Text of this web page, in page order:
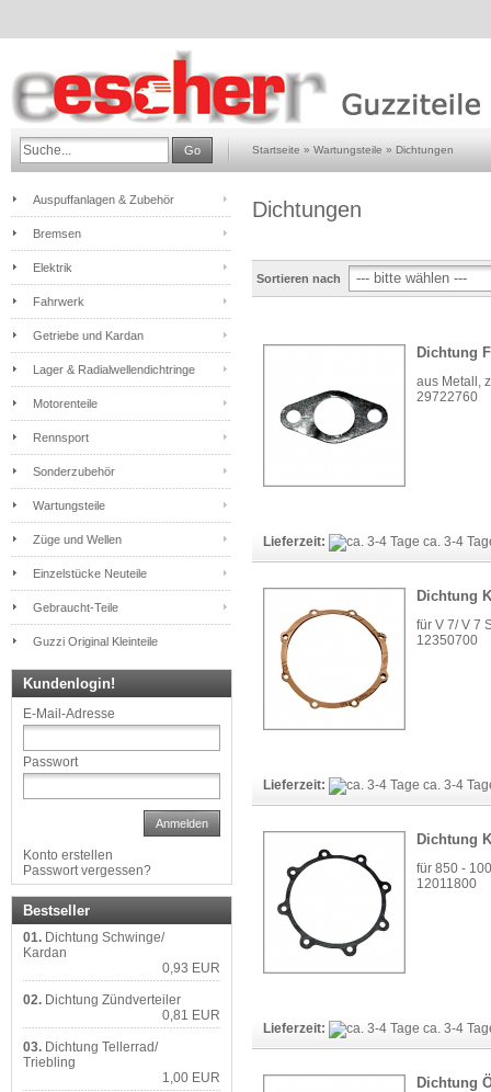
Go Startseite » Wartungsteile » Dichtungen
Dichtungen
Sortieren nach
Dichtung
aus Metall,
29722760
Lieferzeit: ca. 3-4
Dichtung
für V 7/ V 7
12350700
Lieferzeit: ca. 3-4
Dichtung
für 850 -
12011800
Lieferzeit: ca. 3-4
Dichtung
Auspuffanlagen & Zubehör
Bremsen
Elektrik
Fahrwerk
Getriebe und Kardan
Lager & Radialwellendichtringe
Motorenteile
Rennsport
Sonderzubehör
Wartungsteile
Züge und Wellen
Einzelstücke Neuteile
Gebraucht-Teile
Guzzi Original Kleinteile
Kundenlogin!
E-Mail-Adresse
Passwort
Anmelden
Konto erstellen
Passwort vergessen?
Bestseller
01. Dichtung Schwinge/
Kardan
0,93 EUR
02. Dichtung Zündverteiler
0,81 EUR
03. Dichtung Tellerrad/
Triebling
1,00 EUR